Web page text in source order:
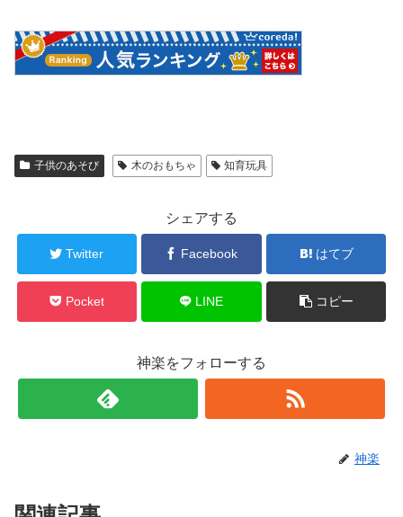
子供のあそび 木のおもちゃ 知育玩具
シェアする
Twitter Facebook はてブ
Pocket LINE コピー
神楽をフォローする
神楽